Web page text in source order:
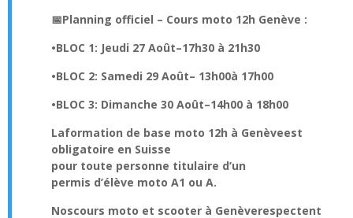
📅Planning officiel – Cours moto 12h Genève :
•BLOC 1: Jeudi 27 Août–17h30 à 21h30
•BLOC 2: Samedi 29 Août– 13h00à 17h00
•BLOC 3: Dimanche 30 Août–14h00 à 18h00
Laformation de base moto 12h à Genèveest
obligatoire en Suisse
pour toute personne titulaire d’un
permis d’élève moto A1 ou A.
Noscours moto et scooter à Genèverespectent